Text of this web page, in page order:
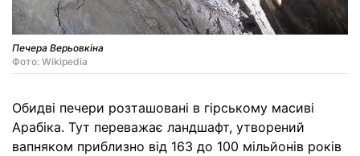
Печера Верьовкіна
Фото: Wikipedia
Обидві печери розташовані в гірському масиві
Арабіка. Тут переважає ландшафт, утворений
вапняком приблизно від 163 до 100 мільйонів років